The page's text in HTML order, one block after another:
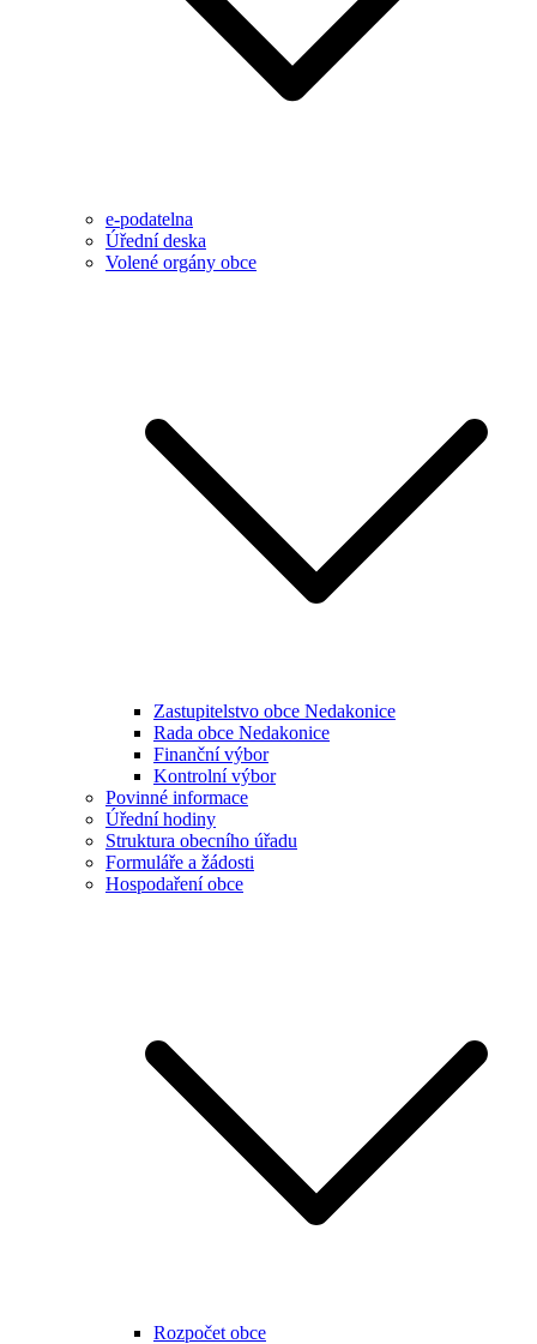
e-podatelna
Úřední deska
Volené orgány obce
Zastupitelstvo obce Nedakonice
Rada obce Nedakonice
Finanční výbor
Kontrolní výbor
Povinné informace
Úřední hodiny
Struktura obecního úřadu
Formuláře a žádosti
Hospodaření obce
Rozpočet obce